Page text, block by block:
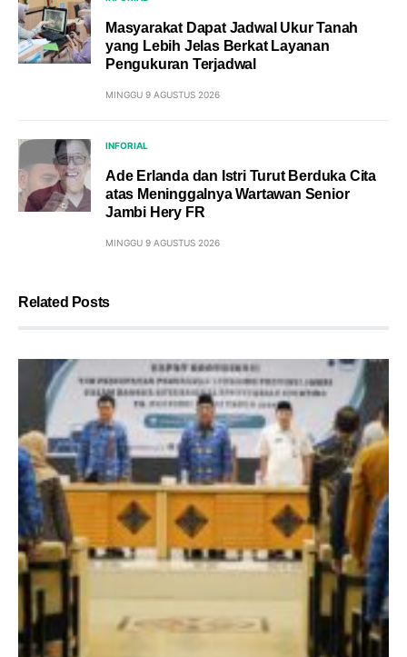
Masyarakat Dapat Jadwal Ukur Tanah
yang Lebih Jelas Berkat Layanan
Pengukuran Terjadwal
MINGGU 9 AGUSTUS 2026
INFORIAL
Ade Erlanda dan Istri Turut Berduka Cita
atas Meninggalnya Wartawan Senior
Jambi Hery FR
MINGGU 9 AGUSTUS 2026
Related Posts